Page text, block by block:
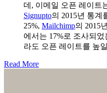
데, 이메일 오픈 레이트
Signupto의 2015년 통계
25%, Mailchimp의 2015
에서는 17%로 조사되었
라도 오픈 레이트를 높
Read More